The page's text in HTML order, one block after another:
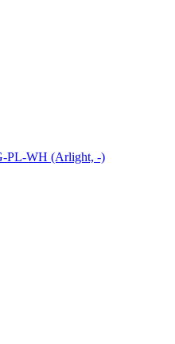
PL-WH (Arlight, -)